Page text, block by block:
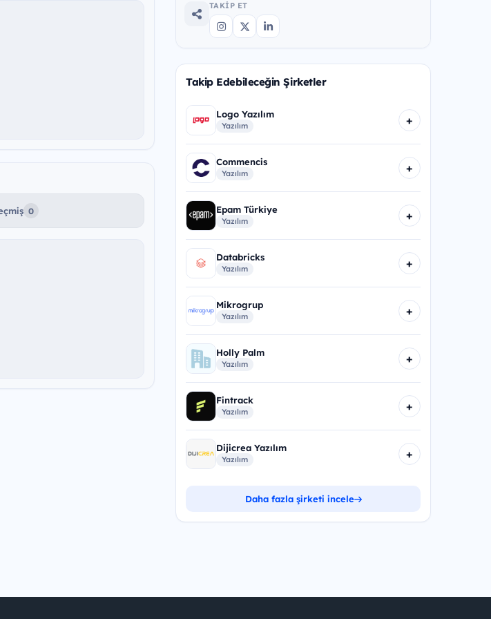
0
TAKIP ET
Takip Edebileceğin Şirketler
Logo Yazılım
Yazılım +
Commencis
Yazılım +
Epam Türkiye
Yazılım +
Databricks
Yazılım +
Mikrogrup
Yazılım +
Holly Palm
Yazılım +
Fintrack
Yazılım +
Dijicrea Yazılım
Yazılım +
Daha fazla şirketi incele